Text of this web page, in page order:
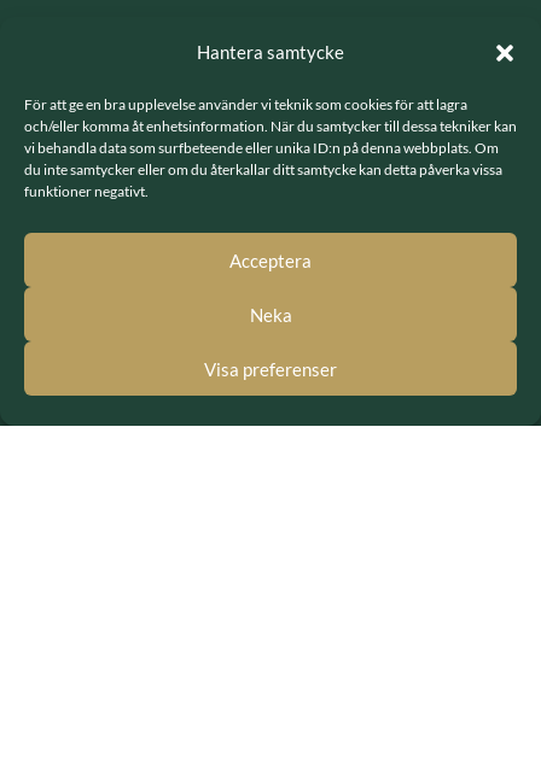
Hantera samtycke
För att ge en bra upplevelse använder vi teknik som cookies för att lagra
och/eller komma åt enhetsinformation. När du samtycker till dessa tekniker kan
vi behandla data som surfbeteende eller unika ID:n på denna webbplats. Om
du inte samtycker eller om du återkallar ditt samtycke kan detta påverka vissa
funktioner negativt.
Acceptera
Neka
Visa preferenser
KONTAKT
Ridskola:
Telefon: 08 851 562
E-post: solnaridsol@gmail.com
Ungdomssektionen:
E-post: useksfrk@gmail.com